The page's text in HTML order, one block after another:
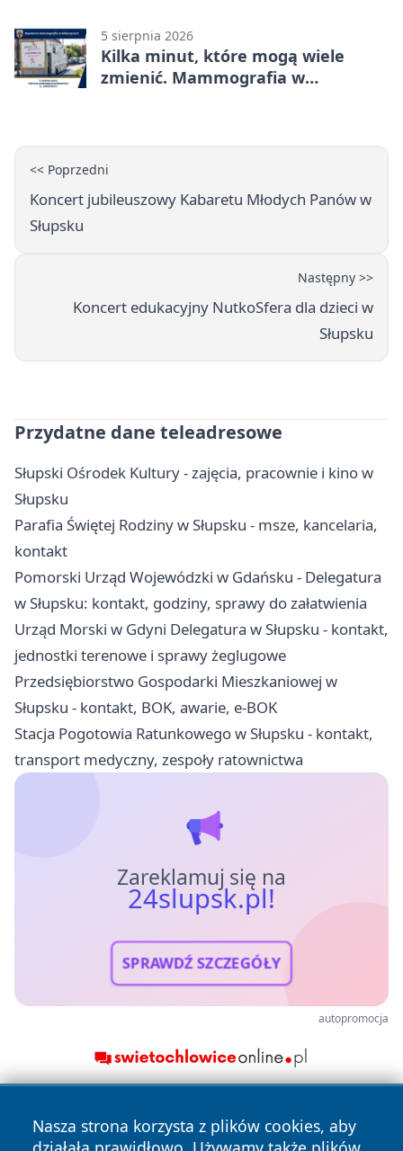
5 sierpnia 2026
Kilka minut, które mogą wiele
zmienić. Mammografia w
<< Poprzedni
Koncert jubileuszowy Kabaretu Młodych Panów w
Słupsku
Następny >>
Koncert edukacyjny NutkoSfera dla dzieci w
Słupsku
Przydatne dane teleadresowe
Słupski Ośrodek Kultury - zajęcia, pracownie i kino w
Słupsku
Parafia Świętej Rodziny w Słupsku - msze, kancelaria,
kontakt
Pomorski Urząd Wojewódzki w Gdańsku - Delegatura
w Słupsku: kontakt, godziny, sprawy do załatwienia
Urząd Morski w Gdyni Delegatura w Słupsku - kontakt,
jednostki terenowe i sprawy żeglugowe
Przedsiębiorstwo Gospodarki Mieszkaniowej w
Słupsku - kontakt, BOK, awarie, e-BOK
Stacja Pogotowia Ratunkowego w Słupsku - kontakt,
transport medyczny, zespoły ratownictwa
Zareklamuj się na
24slupsk.pl!
SPRAWDŹ SZCZEGÓŁY
autopromocja
Nasza strona korzysta z plików cookies, aby